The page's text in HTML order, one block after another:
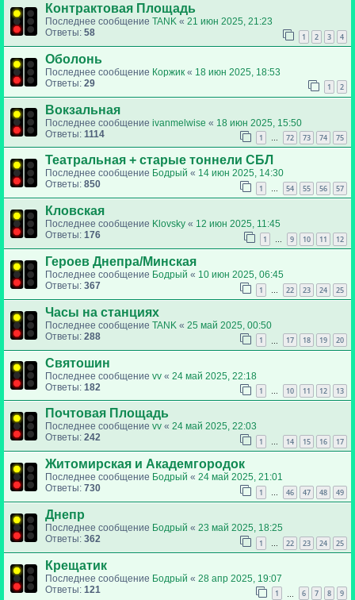
Контрактовая Площадь
Последнее сообщение TANK « 21 июн 2025, 21:23
Ответы: 58 1 2 3 4
Оболонь
Последнее сообщение Коржик « 18 июн 2025, 18:53
Ответы: 29 1 2
Вокзальная
Последнее сообщение ivanmelwise « 18 июн 2025, 15:50
Ответы: 1114 1 … 72 73 74 75
Театральная + старые тоннели СБЛ
Последнее сообщение Бодрый « 14 июн 2025, 14:30
Ответы: 850 1 … 54 55 56 57
Кловская
Последнее сообщение Klovsky « 12 июн 2025, 11:45
Ответы: 176 1 9 10 11 12
Героев Днепра/Минская
Последнее сообщение Бодрый « 10 июн 2025, 06:45
Ответы: 367 1 22 23 24 25
Часы на станциях
Последнее сообщение TANK « 25 май 2025, 00:50
Ответы: 288 1 17 18 19 20
Святошин
Последнее сообщение vv « 24 май 2025, 22:18
Ответы: 182 1 … 10 11 12 13
Почтовая Площадь
Последнее сообщение vv « 24 май 2025, 22:03
Ответы: 242 1 … 14 15 16 17
Житомирская и Академгородок
Последнее сообщение Бодрый « 24 май 2025, 21:01
Ответы: 730 1 46 47 48 49
Днепр
Последнее сообщение Бодрый « 23 май 2025, 18:25
Ответы: 362 1 22 23 24 25
Крещатик
Последнее сообщение Бодрый « 28 апр 2025, 19:07
Ответы: 121 1 6 7 8 9